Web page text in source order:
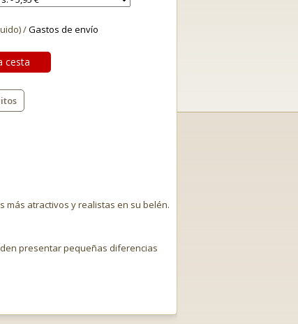
/Gastos de envío
cesta
más atractivos y realistas en su belén.
presentar pequeñas diferencias